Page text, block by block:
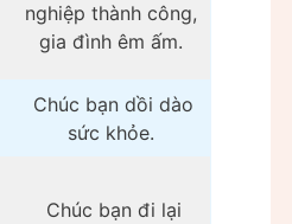
nghiệp thành công,
gia đình êm ấm.
Chúc bạn dồi dào
sức khỏe.
Chúc bạn đi lại